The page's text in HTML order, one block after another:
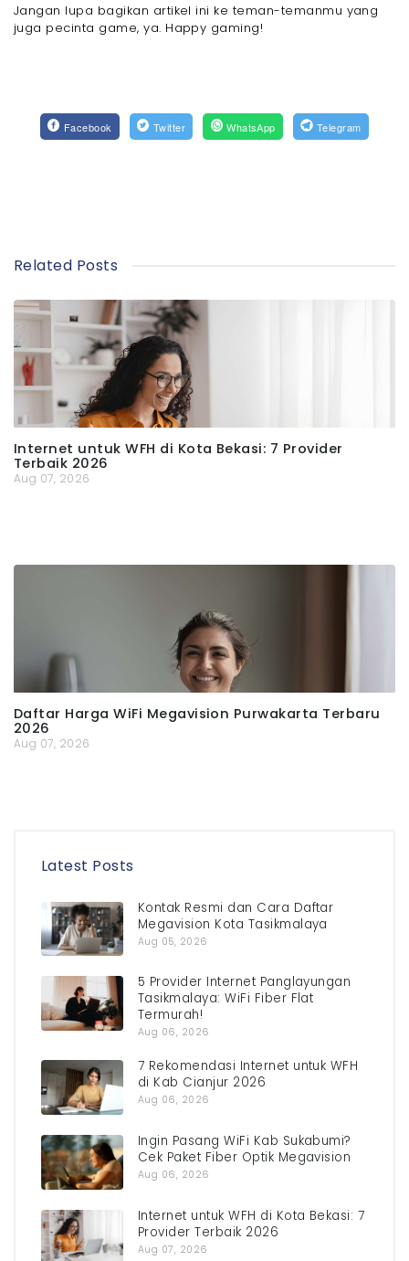
Jangan lupa bagikan artikel ini ke teman-temanmu yang
juga pecinta game, ya. Happy gaming!
Facebook Twitter WhatsApp Telegram
Related Posts
Internet untuk WFH di Kota Bekasi: 7 Provider
Terbaik 2026
Aug 07, 2026
Daftar Harga WiFi Megavision Purwakarta Terbaru
2026
Aug 07, 2026
Latest Posts
Kontak Resmi dan Cara Daftar
Megavision Kota Tasikmalaya
Aug 05, 2026
5 Provider Internet Panglayungan
Tasikmalaya: WiFi Fiber Flat
Termurah!
Aug 06, 2026
7 Rekomendasi Internet untuk WFH
di Kab Cianjur 2026
Aug 06, 2026
Ingin Pasang WiFi Kab Sukabumi?
Cek Paket Fiber Optik Megavision
Aug 06, 2026
Internet untuk WFH di Kota Bekasi: 7
Provider Terbaik 2026
Aug 07, 2026